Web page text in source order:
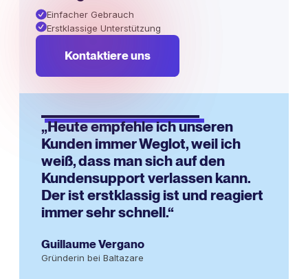
Einfacher Gebrauch
Erstklassige Unterstützung
Kontaktiere uns
„Heute empfehle ich unseren
Kunden immer Weglot, weil ich
weiß, dass man sich auf den
Kundensupport verlassen kann.
Der ist erstklassig ist und reagiert
immer sehr schnell.“
Guillaume Vergano
Gründerin bei Baltazare